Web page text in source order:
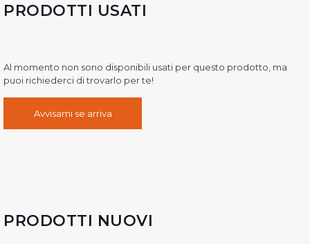
PRODOTTI USATI
Al momento non sono disponibili usati per questo prodotto, ma
puoi richiederci di trovarlo per te!
Avvisami se arriva
PRODOTTI NUOVI